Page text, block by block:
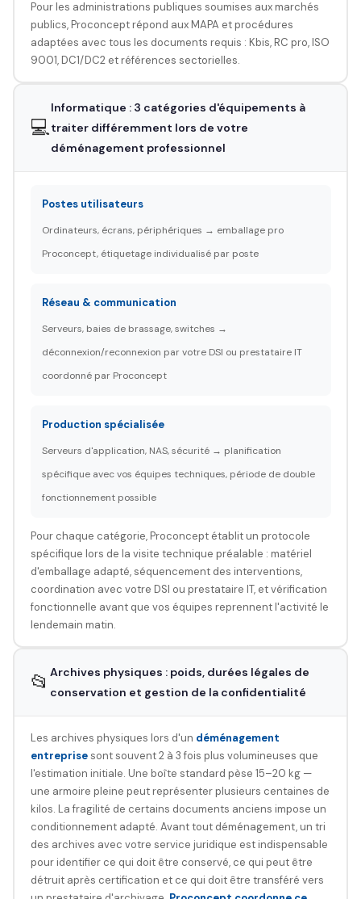
Pour les administrations publiques soumises aux marchés
publics, Proconcept répond aux MAPA et procédures
adaptées avec tous les documents requis : Kbis, RC pro, ISO
9001, DC1/DC2 et références sectorielles.
💻
Informatique : 3 catégories d'équipements à
traiter différemment lors de votre
déménagement professionnel
Postes utilisateurs
Ordinateurs, écrans, périphériques → emballage pro
Proconcept, étiquetage individualisé par poste
Réseau & communication
Serveurs, baies de brassage, switches →
déconnexion/reconnexion par votre DSI ou prestataire IT
coordonné par Proconcept
Production spécialisée
Serveurs d'application, NAS, sécurité → planification
spécifique avec vos équipes techniques, période de double
fonctionnement possible
Pour chaque catégorie, Proconcept établit un protocole
spécifique lors de la visite technique préalable : matériel
d'emballage adapté, séquencement des interventions,
coordination avec votre DSI ou prestataire IT, et vérification
fonctionnelle avant que vos équipes reprennent l'activité le
lendemain matin.
📂 Archives physiques : poids, durées légales de
conservation et gestion de la confidentialité
Les archives physiques lors d'un déménagement
entreprisesont souvent 2 à 3 fois plus volumineuses que
l'estimation initiale. Une boîte standard pèse 15–20 kg —
une armoire pleine peut représenter plusieurs centaines de
kilos. La fragilité de certains documents anciens impose un
conditionnement adapté. Avant tout déménagement, un tri
des archives avec votre service juridique est indispensable
pour identifier ce qui doit être conservé, ce qui peut être
détruit après certification et ce qui doit être transféré vers